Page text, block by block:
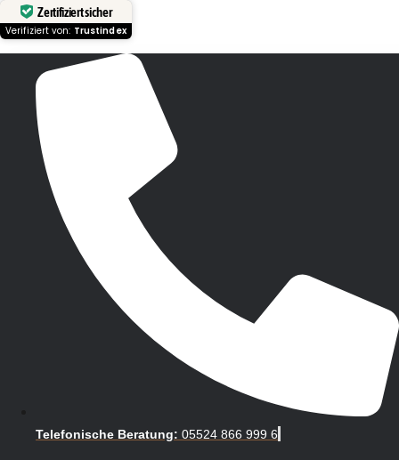
Zertifiziert sicher
Verifiziert von: Trustindex
Telefonische Beratung: 05524 866 999 6